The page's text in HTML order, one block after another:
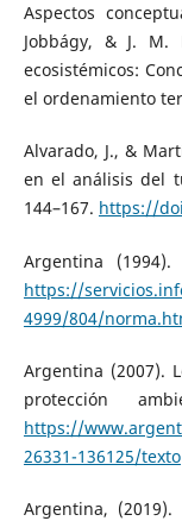
Aspectos
Jobbágy, & J. M.
ecosistémicos:
el ordenamiento
Alvarado, J., &
en el análisis del
144–167. https://
Argentina
https://
4999/804/
Argentina (2007).
protección
https://
26331-136125/texto
Argentina, (2019).